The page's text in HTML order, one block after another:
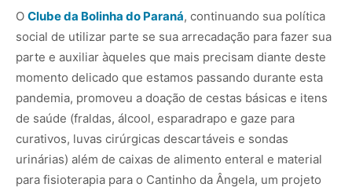
O Clube da Bolinha do Paraná, continuando sua política
social de utilizar parte se sua arrecadação para fazer sua
parte e auxiliar àqueles que mais precisam diante deste
momento delicado que estamos passando durante esta
pandemia, promoveu a doação de cestas básicas e itens
de saúde (fraldas, álcool, esparadrapo e gaze para
curativos, luvas cirúrgicas descartáveis e sondas
urinárias) além de caixas de alimento enteral e material
para fisioterapia para o Cantinho da Ângela, um projeto